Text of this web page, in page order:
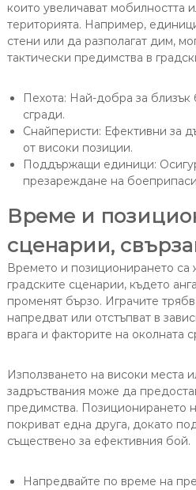
които увеличават мобилността
територията. Например,
стени или да разполагат дим,
тактически предимства в
Пехота: Най-добра за близък
сгради.
Снайперисти: Ефективни за
от високи позиции.
Поддържащи единици:
презареждане на
Време и
сценарии,
Времето и позиционирането са
градските сценарии, където
променят бързо. Играчите
напредват или отстъпват в
врага и факторите на околната
Използването на високи места
задръствания може да
предимства. Позиционирането
покриват една друга, докато
съществено за ефективния бой.
Напредвайте по време на